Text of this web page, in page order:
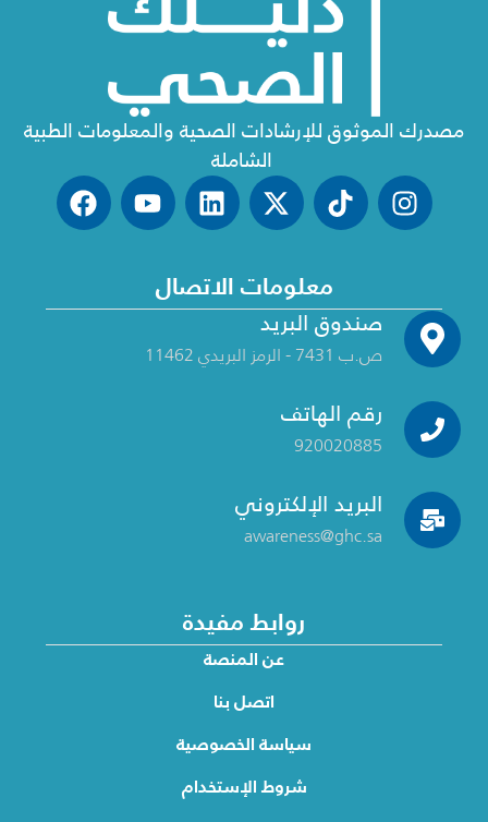
روابط مفيدة
عن المنصة
اتصل بنا
سياسة الخصوصية
شروط الإستخدام
معلومات الاتصال
صندوق البريد
ص.ب 7431 - الرمز البريدي 11462
رقم الهاتف
920020885
البريد الإلكتروني
awareness@ghc.sa
مصدرك الموثوق للإرشادات الصحية والمعلومات الطبية